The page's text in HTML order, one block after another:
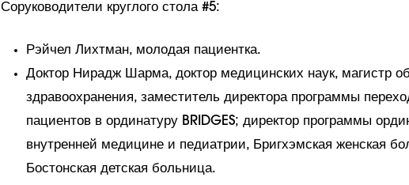
Соруководители круглого стола #5:
Рэйчел Лихтман, молодая пациентка.
Доктор Нирадж Шарма, доктор медицинских наук, магистр
здравоохранения, заместитель директора программы
пациентов в ординатуру BRIDGES; директор программы
внутренней медицине и педиатрии, Бригхэмская женская
Бостонская детская больница.